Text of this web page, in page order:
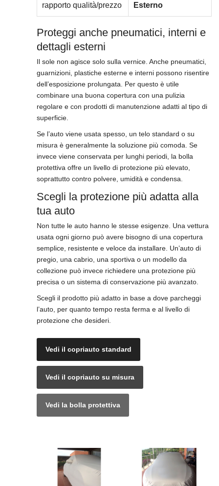
rapporto qualità/prezzo
Esterno
Proteggi anche pneumatici, interni e
dettagli esterni
Il sole non agisce solo sulla vernice. Anche pneumatici,
guarnizioni, plastiche esterne e interni possono risentire
dell’esposizione prolungata. Per questo è utile
combinare una buona copertura con una pulizia
regolare e con prodotti di manutenzione adatti al tipo di
superficie.
Se l’auto viene usata spesso, un telo standard o su
misura è generalmente la soluzione più comoda. Se
invece viene conservata per lunghi periodi, la bolla
protettiva offre un livello di protezione più elevato,
soprattutto contro polvere, umidità e condensa.
Scegli la protezione più adatta alla
tua auto
Non tutte le auto hanno le stesse esigenze. Una vettura
usata ogni giorno può avere bisogno di una copertura
semplice, resistente e veloce da installare. Un’auto di
pregio, una cabrio, una sportiva o un modello da
collezione può invece richiedere una protezione più
precisa o un sistema di conservazione più avanzato.
Scegli il prodotto più adatto in base a dove parcheggi
l’auto, per quanto tempo resta ferma e al livello di
protezione che desideri.
Vedi il copriauto standard
Vedi il copriauto su misura
Vedi la bolla protettiva